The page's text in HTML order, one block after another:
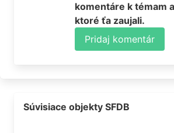
komentáre k témam
ktoré ťa zaujali.
Pridaj komentár
Súvisiace objekty SFDB